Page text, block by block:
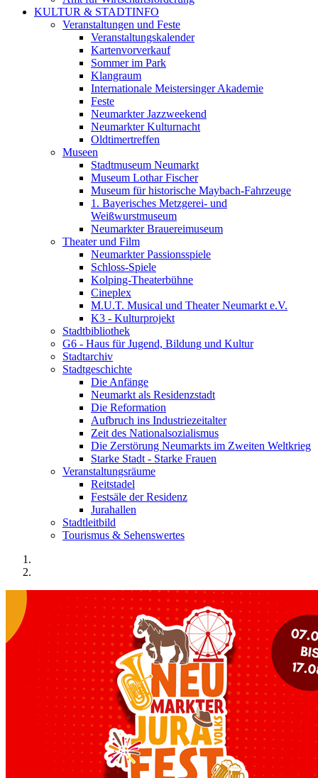
KULTUR & STADTINFO
Veranstaltungen und Feste
Veranstaltungskalender
Kartenvorverkauf
Sommer im Park
Klangraum
Internationale Meistersinger Akademie
Feste
Neumarkter Jazzweekend
Neumarkter Kulturnacht
Oldtimertreffen
Museen
Stadtmuseum Neumarkt
Museum Lothar Fischer
Museum für historische Maybach-Fahrzeuge
1. Bayerisches Metzgerei- und
Weißwurstmuseum
Neumarkter Brauereimuseum
Theater und Film
Neumarkter Passionsspiele
Schloss-Spiele
Kolping-Theaterbühne
Cineplex
M.U.T. Musical und Theater Neumarkt e.V.
K3 - Kulturprojekt
Stadtbibliothek
G6 - Haus für Jugend, Bildung und Kultur
Stadtarchiv
Stadtgeschichte
Die Anfänge
Neumarkt als Residenzstadt
Die Reformation
Aufbruch ins Industriezeitalter
Zeit des Nationalsozialismus
Die Zerstörung Neumarkts im Zweiten Weltkrieg
Starke Stadt - Starke Frauen
Veranstaltungsräume
Reitstadel
Festsäle der Residenz
Jurahallen
Stadtleitbild
Tourismus & Sehenswertes